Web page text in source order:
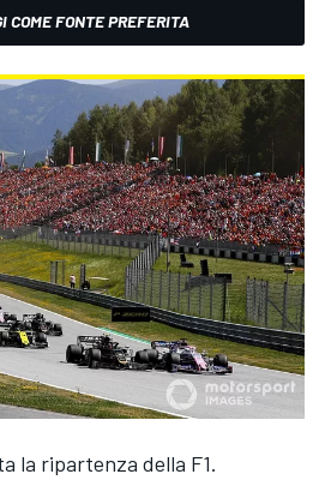
COME FONTE PREFERITA
la ripartenza della F1.